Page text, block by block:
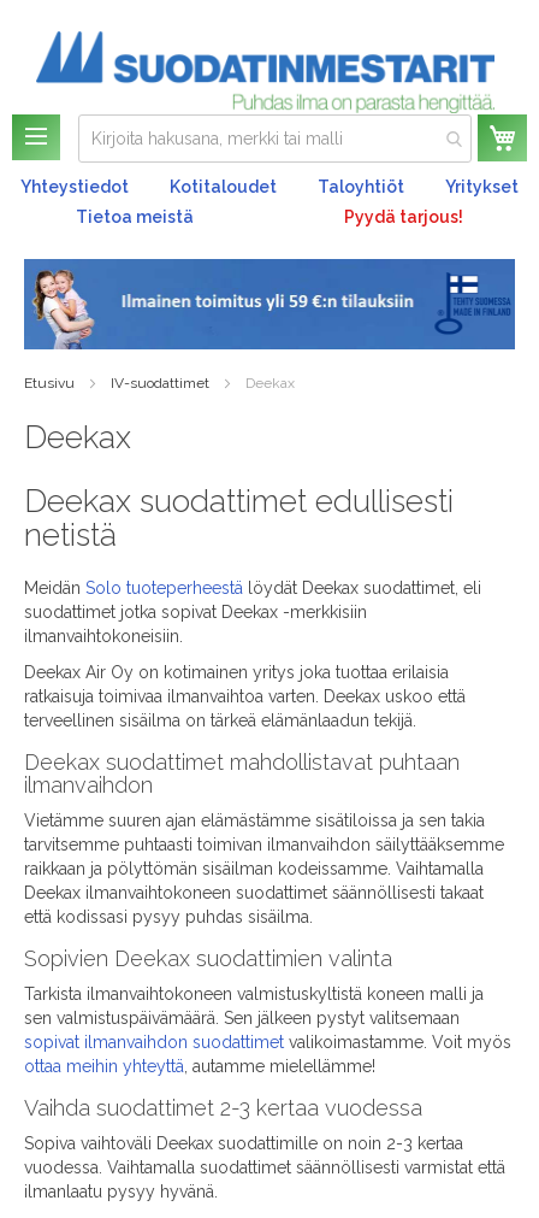
Yhteystiedot Kotitaloudet Taloyhtiöt
Yritykset
Tietoa meistä
Pyydä tarjous!
Etusivu IV-suodattimet Deekax
Deekax
Deekax suodattimet edullisesti
netistä
Meidän Solo tuoteperheestä löydät Deekax suodattimet, eli
suodattimet jotka sopivat Deekax -merkkisiin
ilmanvaihtokoneisiin.
Deekax Air Oy on kotimainen yritys joka tuottaa erilaisia
ratkaisuja toimivaa ilmanvaihtoa varten. Deekax uskoo että
terveellinen sisäilma on tärkeä elämänlaadun tekijä.
Deekax suodattimet mahdollistavat puhtaan
ilmanvaihdon
Vietämme suuren ajan elämästämme sisätiloissa ja sen takia
tarvitsemme puhtaasti toimivan ilmanvaihdon säilyttääksemme
raikkaan ja pölyttömän sisäilman kodeissamme. Vaihtamalla
Deekax ilmanvaihtokoneen suodattimet säännöllisesti takaat
että kodissasi pysyy puhdas sisäilma.
Sopivien Deekax suodattimien valinta
Tarkista ilmanvaihtokoneen valmistuskyltistä koneen malli ja
sen valmistuspäivämäärä. Sen jälkeen pystyt valitsemaan
sopivat ilmanvaihdon suodattimet valikoimastamme. Voit myös
ottaa meihin yhteyttä , autamme mielellämme!
Vaihda suodattimet 2-3 kertaa vuodessa
Sopiva vaihtoväli Deekax suodattimille on noin 2-3 kertaa
vuodessa. Vaihtamalla suodattimet säännöllisesti varmistat että
ilmanlaatu pysyy hyvänä.